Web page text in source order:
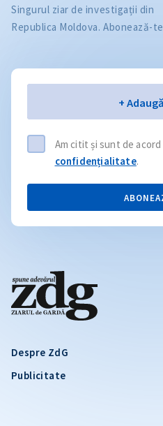
Despre ZdG
Publicitate
Singurul ziar de investigații din
Republica Moldova. Abonează-
+
Am citit și sunt de acord
confidențialitate.